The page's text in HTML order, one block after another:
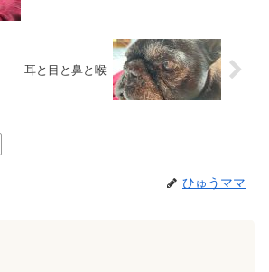
耳と目と鼻と喉
ひゅうママ